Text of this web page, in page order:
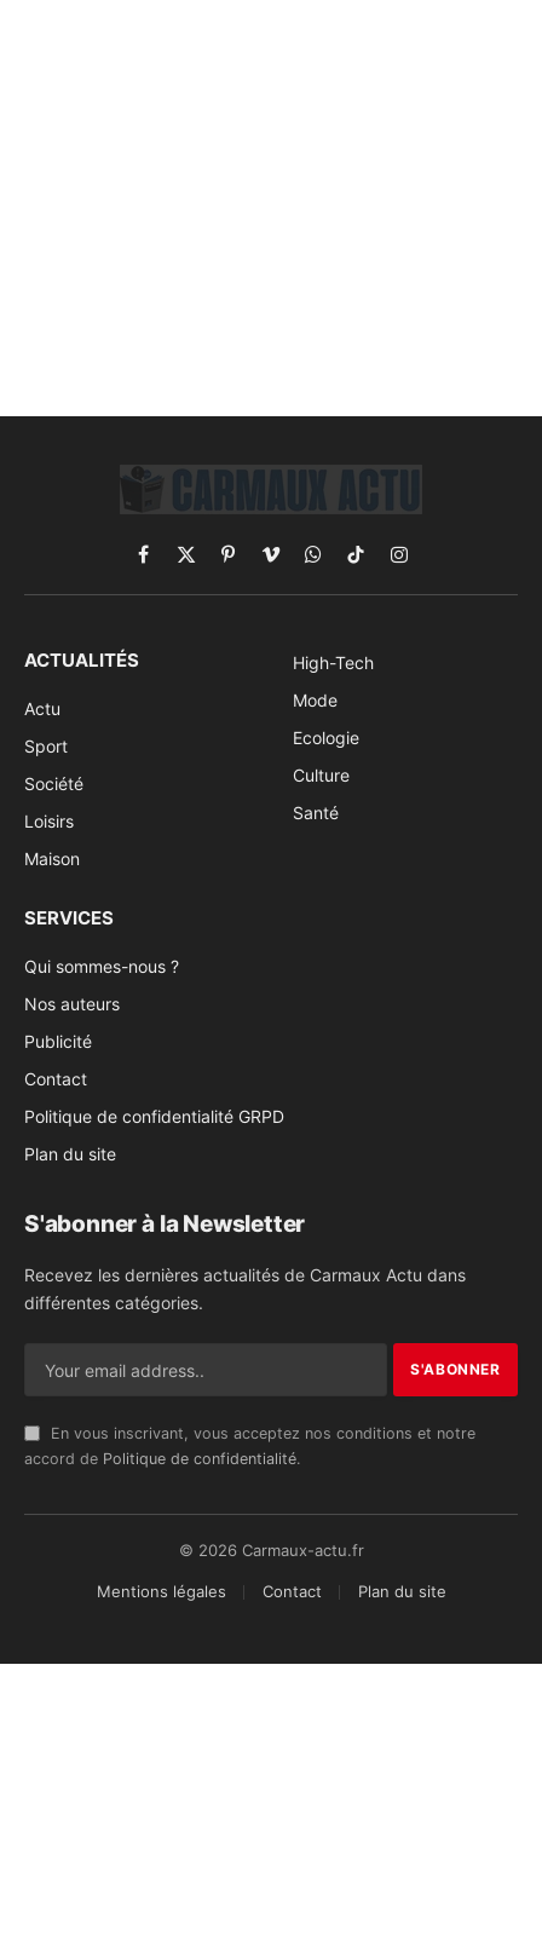
Facebook
X
(Twitter)
PinterestVimeoWhatsApp
TikTokInstagram
ACTUALITÉS
Actu
Sport
Société
Loisirs
Maison
High-Tech
Mode
Ecologie
Culture
Santé
SERVICES
Qui sommes-nous ?
Nos auteurs
Publicité
Contact
Politique de confidentialité GRPD
Plan du site
S'abonner à la Newsletter
Recevez les dernières actualités de Carmaux Actu dans
différentes catégories.
En vous inscrivant, vous acceptez nos conditions et notre
accord de Politique de confidentialité.
© 2026 Carmaux-actu.fr
Mentions légales Contact Plan du site